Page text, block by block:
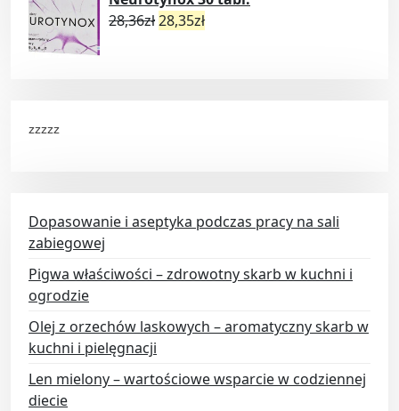
28,36zł28,35zł
zzzzz
Dopasowanie i aseptyka podczas pracy na sali
zabiegowej
Pigwa właściwości – zdrowotny skarb w kuchni i
ogrodzie
Olej z orzechów laskowych – aromatyczny skarb w
kuchni i pielęgnacji
Len mielony – wartościowe wsparcie w codziennej
diecie